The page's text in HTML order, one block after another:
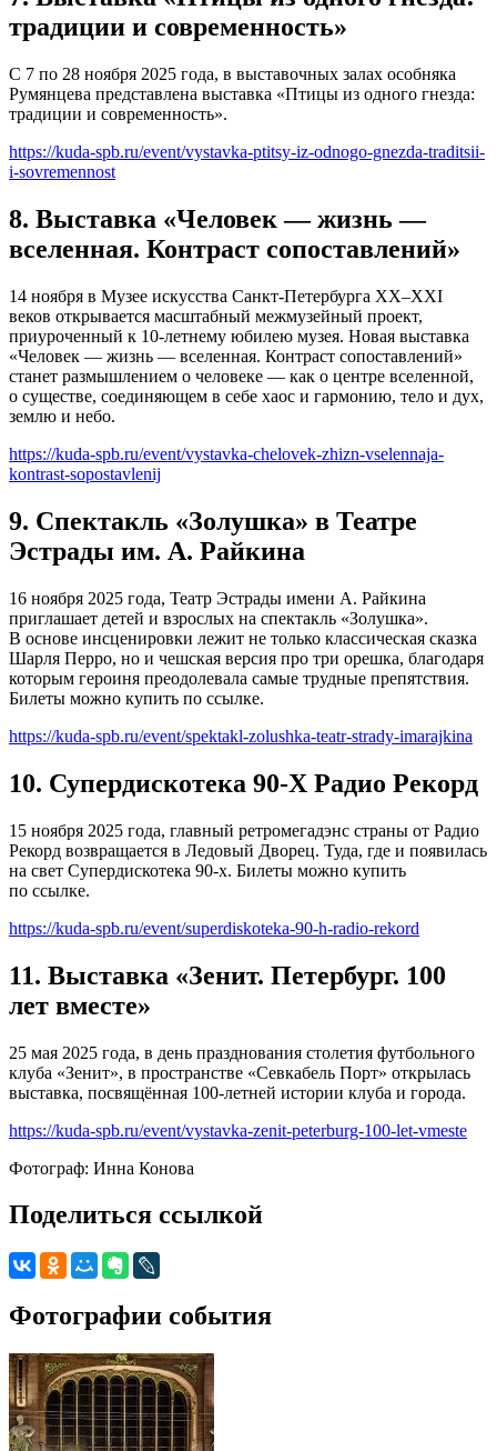
традиции и современность»
С 7 по 28 ноября 2025 года, в выставочных залах особняка
Румянцева представлена выставка «Птицы из одного гнезда:
традиции и современность».
https://kuda-spb.ru/event/vystavka-ptitsy-iz-odnogo-gnezda-traditsii-
i-sovremennost
8. Выставка «Человек — жизнь —
вселенная. Контраст сопоставлений»
14 ноября в Музее искусства Санкт-Петербурга XX–XXI
веков открывается масштабный межмузейный проект,
приуроченный к 10-летнему юбилею музея. Новая выставка
«Человек — жизнь — вселенная. Контраст сопоставлений»
станет размышлением о человеке — как о центре вселенной,
о существе, соединяющем в себе хаос и гармонию, тело и дух,
землю и небо.
https://kuda-spb.ru/event/vystavka-chelovek-zhizn-vselennaja-
kontrast-sopostavlenij
9. Спектакль «Золушка» в Театре
Эстрады им. А. Райкина
16 ноября 2025 года, Театр Эстрады имени А. Райкина
приглашает детей и взрослых на спектакль «Золушка».
В основе инсценировки лежит не только классическая сказка
Шарля Перро, но и чешская версия про три орешка, благодаря
которым героиня преодолевала самые трудные препятствия.
Билеты можно купить по ссылке.
https://kuda-spb.ru/event/spektakl-zolushka-teatr-strady-imarajkina
10. Супердискотека 90-Х Радио Рекорд
15 ноября 2025 года, главный ретромегадэнс страны от Радио
Рекорд возвращается в Ледовый Дворец. Туда, где и появилась
на свет Супердискотека 90-х. Билеты можно купить
по ссылке.
https://kuda-spb.ru/event/superdiskoteka-90-h-radio-rekord
11. Выставка «Зенит. Петербург. 100
лет вместе»
25 мая 2025 года, в день празднования столетия футбольного
клуба «Зенит», в пространстве «Севкабель Порт» открылась
выставка, посвящённая 100-летней истории клуба и города.
https://kuda-spb.ru/event/vystavka-zenit-peterburg-100-let-vmeste
Фотограф: Инна Конова
Поделиться ссылкой
Фотографии события